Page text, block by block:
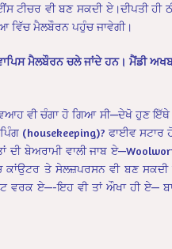
ਵੀ ਬਣ ਸਕਦੀ ਏ।ਦੀਪਤੀ ਹੀ
ਵਿੱਚ ਮੈਲਬੌਰਨ ਪਹੁੰਚ ਜਾਵੇਗੀ।
ਮੈਲਬੌਰਨ ਚਲੇ ਜਾਂਦੇ ਹਨ। ਮੈਂਡੀ
ਵੀ ਚੰਗਾ ਹੋ ਗਿਆ ਸੀ—ਦੇਖੋ ਹੁਣ
(housekeeping)? ਫਾਈਵ ਸਟਾਰ
ਦੀ ਬੇਅਰਾਮੀ ਵਾਲੀ ਜਾਬ
ਕਾਂਉਟਰ ਤੇ ਸੇਲਜ਼ਪਰਸਨ ਵੀ ਬਣ
ਵਰਕ ਏ—-ਇਹ ਵੀ ਤਾਂ ਔਖਾ ਹੀ ਏ—